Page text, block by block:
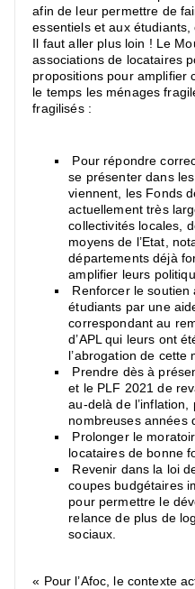
afin de leur permettre de
essentiels et aux étudiants,
Il faut aller plus loin ! Le
associations de locataires
propositions pour amplifier
le temps les ménages
fragilisés :
Pour répondre
se présenter dans
viennent, les Fonds
actuellement très
collectivités locales,
moyens de l’Etat,
départements déjà
amplifier leurs
Renforcer le soutien
étudiants par une
correspondant au
d’APL qui leurs ont
l’abrogation de cette
Prendre dès à
et le PLF 2021 de
au-delà de
nombreuses années
Prolonger le
locataires de bonne
Revenir dans la loi
coupes budgétaires
pour permettre le
relance de plus de
sociaux.
« Pour l’Afoc, le contexte